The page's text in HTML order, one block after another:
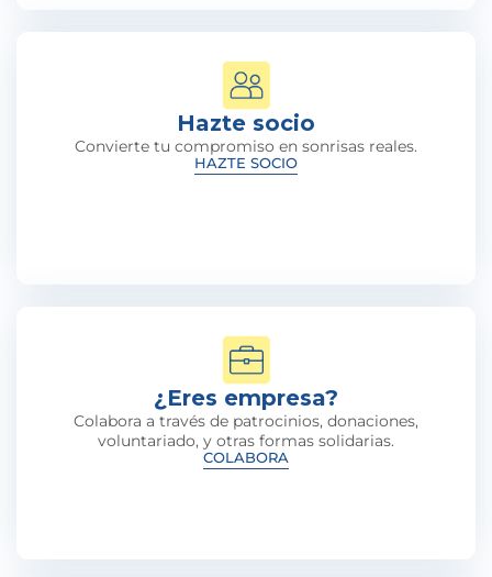
Hazte socio
Convierte tu compromiso en sonrisas reales.
HAZTE SOCIO
¿Eres empresa?
Colabora a través de patrocinios, donaciones,
voluntariado, y otras formas solidarias.
COLABORA